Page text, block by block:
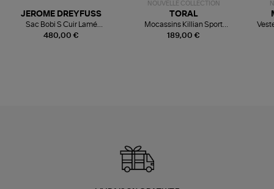
480,00 €
JEROME DREYFUSS
Sac Bobi S Cuir Lamé
Champagne
NOUVELLE COLLECTION
189,00 €
TORAL
Mocassins Killian Sport
Mousse